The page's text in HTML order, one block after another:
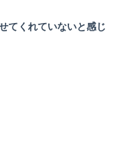
てくれていないと感じ